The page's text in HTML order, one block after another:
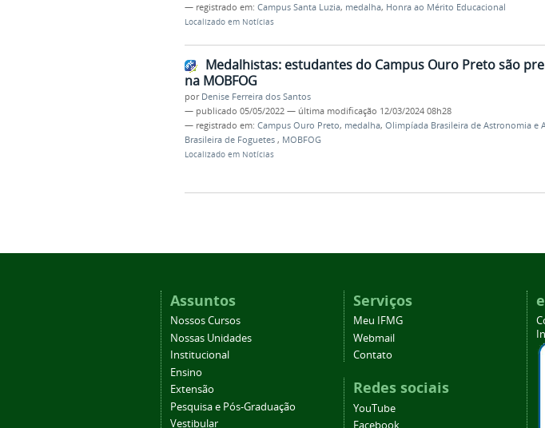
— registrado em: Campus Santa Luzia, medalha, Honra ao Mérito Educacional
Localizado em Notícias
Medalhistas: estudantes do Campus Ouro Preto são
na MOBFOG
por Denise Ferreira dos Santos
— publicado 05/05/2022 — última modificação 12/03/2024 08h28
— registrado em: Campus Ouro Preto, medalha, Olimpíada Brasileira de Astronomia e
Brasileira de Foguetes , MOBFOG
Localizado em Notícias
Assuntos
Nossos Cursos
Nossas Unidades
Institucional
Ensino
Extensão
Pesquisa e Pós-Graduação
Vestibular
Serviços
Meu IFMG
Webmail
Contato
Redes sociais
YouTube
Facebook